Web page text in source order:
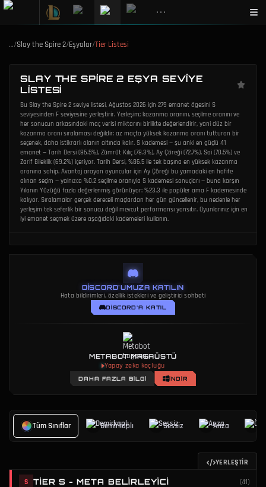
•••
…/Slay the Spire 2/Eşyalar/Tier Listesi
SLAY THE SPIRE 2 EŞYA SEVIYE
LISTESI
Bu Slay the Spire 2 seviye listesi, Ağustos 2026 için 279 emanet ögesini S
seviyesinden F seviyesine yerleştirir. Yerleşim; kazanma oranını, seçilme oranını ve
her sonucun arkasındaki maç verisi miktarını birlikte değerlendirir, yani düz bir
kazanma oranı sıralaması değildir: az maçta yüksek kazanma oranı tutturan bir
seçenek, daha istikrarlı olanın altında kalır. S kademesi — şu anki en güçlü 41
emanet — Tarih Dersi (86.5%), Zümrüt Kılıç (78.3%), Ay Çöreği (72.7%), Sai (70.5%) ve
Zarif Bileklik (69.2%) içeriyor. Tarih Dersi, %86.5 ile tek başına en yüksek kazanma
oranına sahip. Avantaj arayan oyuncular için Ay Çöreği bu yamadaki en hafife
alınan seçim — yalnızca %0.2 seçilme oranıyla S kademesi sonuçları — buna karşın
Yılanın Yüzüğü fazla değerlenmiş görünüyor: %23.3 ile popüler ama F kademesinde
kalıyor. Sıralamalar gerçek dereceli maçlardan her gün güncellenir, bu nedenle her
yerleşim tek seferlik bir sonucu değil mevcut performansı yansıtır. Oyunlarınız için en
iyi emanet seçmek üzere aşağıdaki kademeleri kullanın.
DISCORD'UMUZA KATILIN
Hata bildirimleri, özellik istekleri ve geliştirici sohbeti
DISCORD'A KATIL
METABOT MASAÜSTÜ
Yapay zeka koçluğu
DAHA FAZLA BILGI İNDIR
Tüm Sınıflar Demirkaplı Sessiz Arıza
YERLEŞTIR
S TIER S - META BELIRLEYICI (41)